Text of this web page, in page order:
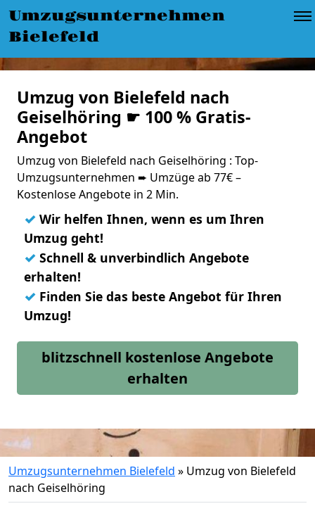
Umzugsunternehmen
Bielefeld
Umzug von Bielefeld nach
Geiselhöring ☛ 100 % Gratis-
Angebot
Umzug von Bielefeld nach Geiselhöring : Top-
Umzugsunternehmen ➨ Umzüge ab 77€ –
Kostenlose Angebote in 2 Min.
✓ Wir helfen Ihnen, wenn es um Ihren
Umzug geht!
✓ Schnell & unverbindlich Angebote
erhalten!
✓ Finden Sie das beste Angebot für Ihren
Umzug!
blitzschnell kostenlose Angebote
erhalten
Umzugsunternehmen Bielefeld » Umzug von Bielefeld
nach Geiselhöring